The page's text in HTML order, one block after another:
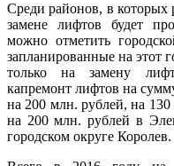
Среди районов, в которых
замене лифтов будет
можно отметить
запланированные на этот
только на замену
капремонт лифтов на
на 200 млн. рублей, на
на 200 млн. рублей в
городском округе Королев.